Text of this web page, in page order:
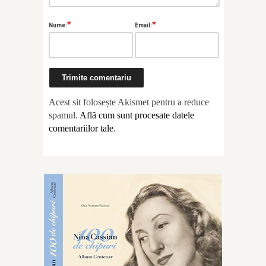
Nume:* Email:*
Acest sit folosește Akismet pentru a reduce
spamul. Află cum sunt procesate datele
comentariilor tale.